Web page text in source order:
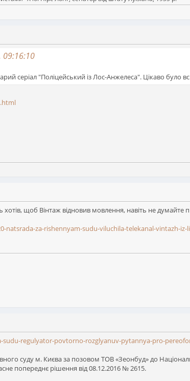
09:16:10
серіал "Поліцейський із Лос-Анжелеса". Цікаво було
щоб Вінтаж відновив мовлення, навіть не думайте
za-rishennyam-sudu-viluchila-telekanal-vintazh-
regulyator-povtorno-rozglyanuv-pytannya-pro-
суду м. Києва за позовом ТОВ «Зеонбуд» до
попереднє рішення від 08.12.2016 № 2615.